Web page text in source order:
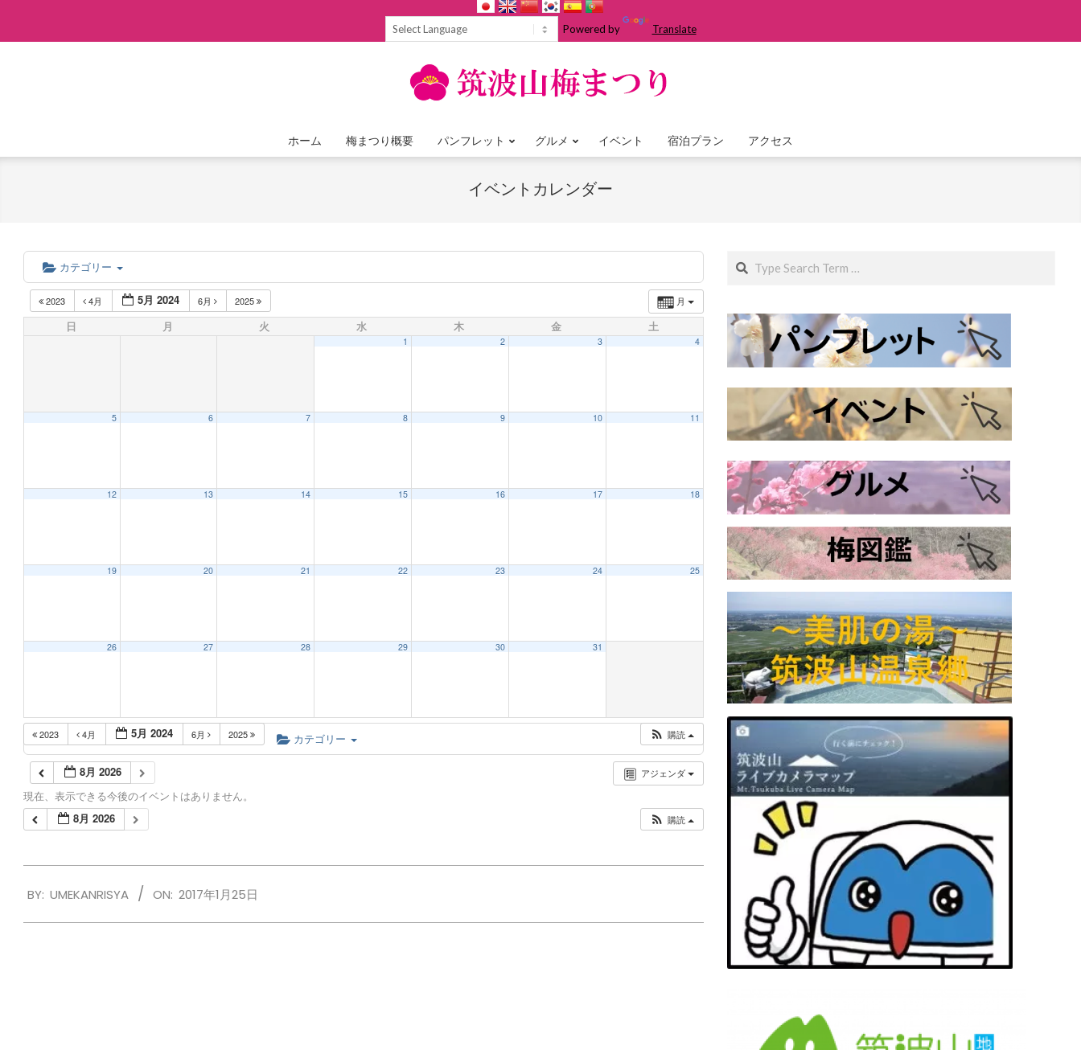
Powered by Translate
Primary
Menu
ホーム 梅まつり概要 パンフレット グルメ イベント 宿泊プラン アクセス
イベントカレンダー
カテゴリー
月
2023 4月 5月 2024 6月 2025
日 月 火 水 木 金 土
1 2 3 4
5 6 7 8 9 10 11
12 13 14 15 16 17 18
19 20 21 22 23 24 25
26 27 28 29 30 31
2023 4月 5月 2024 6月 2025 購読
カテゴリー
アジェンダ
8月 2026
現在、表示できる今後のイベントはありません。
8月 2026
購読
01-
BY: UMEKANRISYA ON: 2017年1月25日
Search